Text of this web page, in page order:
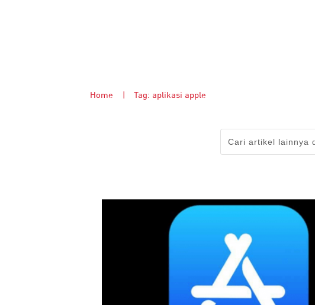
Home Tag: aplikasi apple